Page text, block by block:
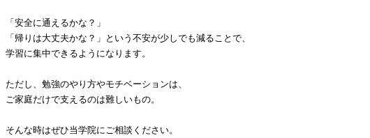
「安全に通えるかな？」
「帰りは大丈夫かな？」という不安が少しでも減ることで、
学習に集中できるようになります。
ただし、勉強のやり方やモチベーションは、
ご家庭だけで支えるのは難しいもの。
そんな時はぜひ当学院にご相談ください。